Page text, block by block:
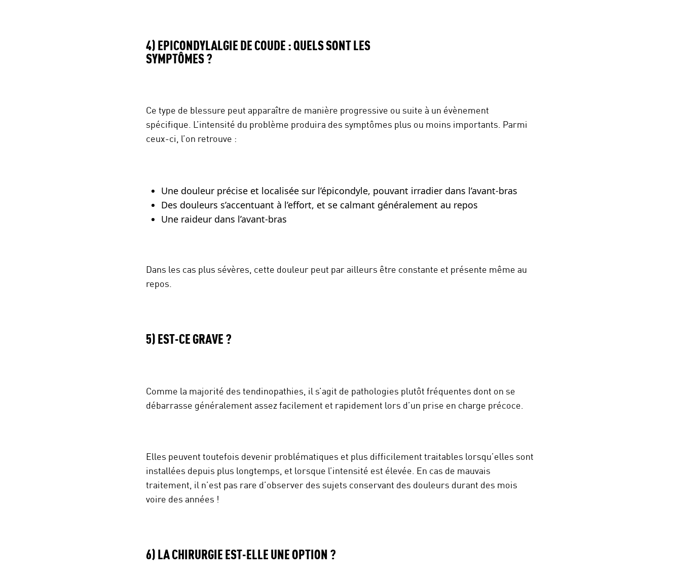
4) EPICONDYLALGIE DE COUDE : QUELS SONT LES
SYMPTÔMES ?
Ce type de blessure peut apparaître de manière progressive ou suite à un évènement
spécifique. L’intensité du problème produira des symptômes plus ou moins importants. Parmi
ceux-ci, l’on retrouve :
Une douleur précise et localisée sur l’épicondyle, pouvant irradier dans l’avant-bras
Des douleurs s’accentuant à l’effort, et se calmant généralement au repos
Une raideur dans l’avant-bras
Dans les cas plus sévères, cette douleur peut par ailleurs être constante et présente même au
repos.
5) EST-CE GRAVE ?
Comme la majorité des tendinopathies, il s’agit de pathologies plutôt fréquentes dont on se
débarrasse généralement assez facilement et rapidement lors d’un prise en charge précoce.
Elles peuvent toutefois devenir problématiques et plus difficilement traitables lorsqu’elles sont
installées depuis plus longtemps, et lorsque l’intensité est élevée. En cas de mauvais
traitement, il n’est pas rare d’observer des sujets conservant des douleurs durant des mois
voire des années !
6) LA CHIRURGIE EST-ELLE UNE OPTION ?